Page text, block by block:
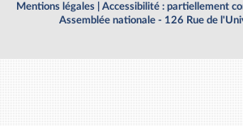
Mentions légales
Accessibilité : partiellement
Assemblée nationale - 126 Rue de